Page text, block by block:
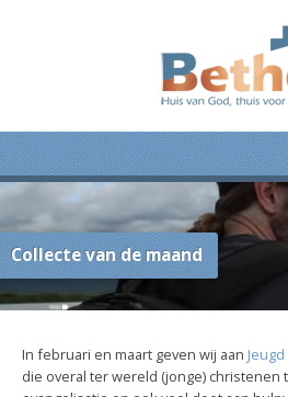
Collecte van de maand
In februari en maart geven wij aan
die overal ter wereld (jonge) christenen